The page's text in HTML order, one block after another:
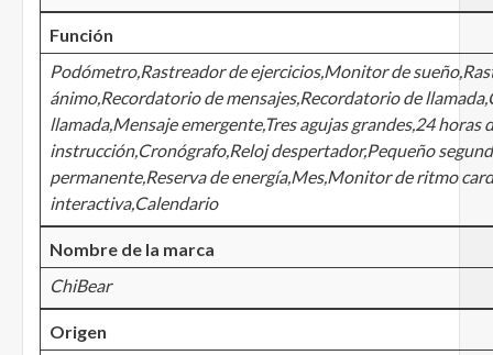
Función
Podómetro,Rastreador de ejercicios,Monitor de
ánimo,Recordatorio de mensajes,Recordatorio de
llamada,Mensaje emergente,Tres agujas grandes,24 horas
instrucción,Cronógrafo,Reloj despertador,Pequeño
permanente,Reserva de energía,Mes,Monitor de ritmo
interactiva,Calendario
Nombre de la marca
ChiBear
Origen